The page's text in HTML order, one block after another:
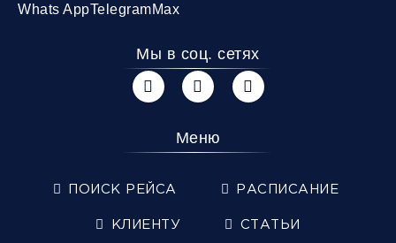
Whats AppTelegramMax
Мы в соц. сетях
Меню
ПОИСК РЕЙСА РАСПИСАНИЕ
КЛИЕНТУ СТАТЬИ